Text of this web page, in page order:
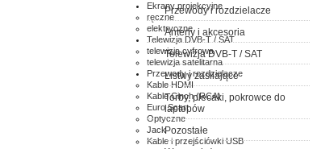
Ekrany projekcyjne
ręczne
elektryczne
Telewizja DVB-T / SAT
telewizja cyfrowa
telewizja satelitarna
Przewody i rozdzielacze
Kable HDMI
Kable Cinch (RCA)
Euro Scart
Optyczne
Jack
Kable i przejściówki USB
Przewody i rozdzielacze
Anteny i akcesoria
Telewizja DVB-T / SAT
Listwy zasilające
Torby, plecaki, pokrowce do
laptopów
Pozostałe